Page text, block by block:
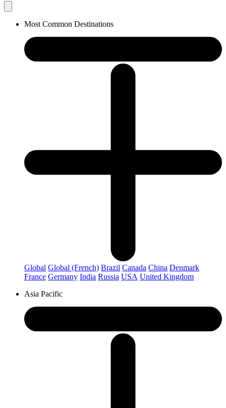
Most Common Destinations
Global Global (French) Brazil Canada China Denmark
France Germany India Russia USA United Kingdom
Asia Pacific